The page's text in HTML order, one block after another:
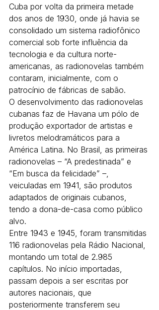
Cuba por volta da primeira metade
dos anos de 1930, onde já havia se
consolidado um sistema radiofônico
comercial sob forte influência da
tecnologia e da cultura norte-
americanas, as radionovelas também
contaram, inicialmente, com o
patrocínio de fábricas de sabão.
O desenvolvimento das radionovelas
cubanas faz de Havana um pólo de
produção exportador de artistas e
livretos melodramáticos para a
América Latina. No Brasil, as primeiras
radionovelas – “A predestinada” e
“Em busca da felicidade” –,
veiculadas em 1941, são produtos
adaptados de originais cubanos,
tendo a dona-de-casa como público
alvo.
Entre 1943 e 1945, foram transmitidas
116 radionovelas pela Rádio Nacional,
montando um total de 2.985
capítulos. No início importadas,
passam depois a ser escritas por
autores nacionais, que
posteriormente transferem seu